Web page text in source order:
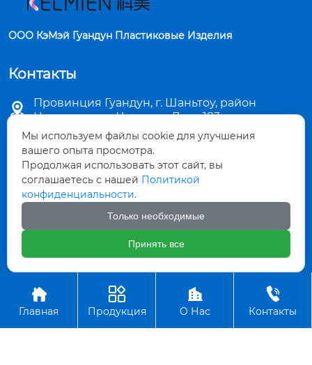
ООО КэМэй Гуандун Пластиковые Изделия
Контакты

Провинция Гуандун, г. Шаньтоу, район
Цзиньпин, ул. Чаошань Лу, д. 183
 sales5@stkemei.com
 +86-754-82124723
+86-754-82486723
Авторское право©ООО КэМэй Гуандун Пластиковые Изделия

Главная

Продукция

О Нас

Контакты
Мы используем файлы cookie для улучшения
вашего опыта просмотра.
Продолжая использовать этот сайт, вы
соглашаетесь с нашей Политикой
конфиденциальности.
Только необходимые
Принять все